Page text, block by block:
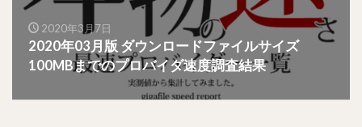
2020年3月7日
2020年03月版 ダウンロードファイルサイズ
100MBまでのプロバイダ速度調査結果